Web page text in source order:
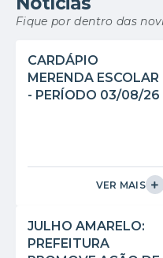
Fique por dentro das
CARDÁPIO
MERENDA ESCOLAR
- PERÍODO 03/08/26
VER MAIS
JULHO AMARELO:
PREFEITURA